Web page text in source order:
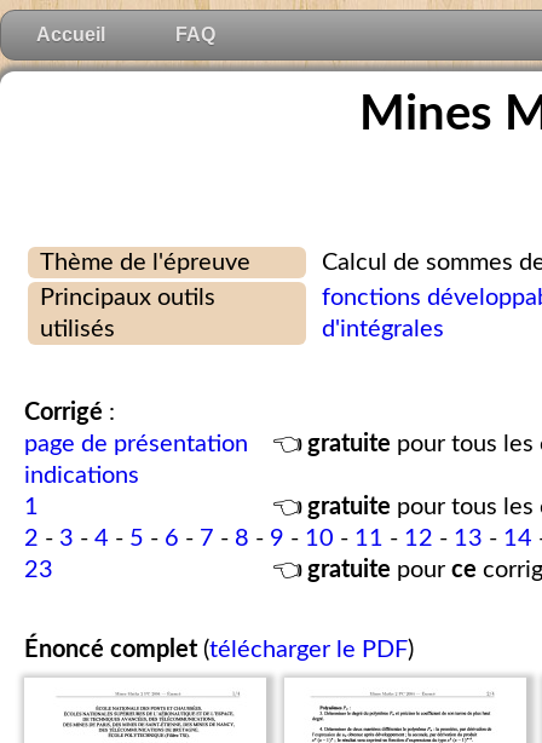
Accueil FAQ
Mines
Thème de l'épreuve
Calcul de sommes
Principaux outils
utilisés
fonctions
d'intégrales
Corrigé :
page de présentation
👈 gratuite pour tous les
indications
1
👈 gratuite pour tous les
2 - 3 - 4 - 5 - 6 - 7 - 8 - 9 - 10 - 11 - 12 - 13 - 14
23
👈 gratuite pour ce
Énoncé complet (télécharger le PDF)